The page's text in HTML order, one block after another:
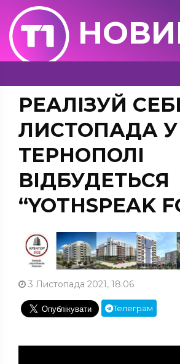
РЕАЛІЗУЙ
ЛИСТОПАДА У
ТЕРНОПОЛІ
ВІДБУДЕТЬСЯ
“YOTHSPEAK
3 Листопада 2021, 18:06
Телеграм